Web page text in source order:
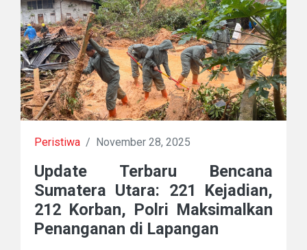
Peristiwa / November 28, 2025
Update Terbaru Bencana
Sumatera Utara: 221 Kejadian,
212 Korban, Polri Maksimalkan
Penanganan di Lapangan